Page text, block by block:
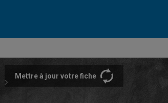
Mettre à jour votre fiche